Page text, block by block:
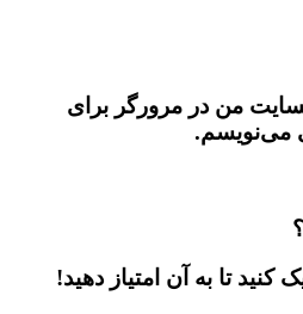
من در مرورگر برای
می‌نویسم.
تا به آن امتیاز دهید!